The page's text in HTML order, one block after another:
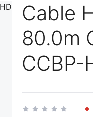
Cable
80.0m